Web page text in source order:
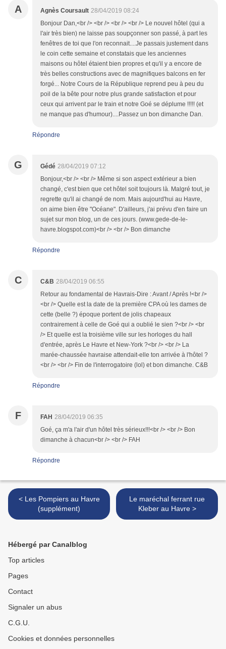
A Agnès Coursault 28/04/2019 08:24
Bonjour Dan,<br /> <br /> <br /> <br /> Le nouvel hôtel (qui a
l'air très bien) ne laisse pas soupçonner son passé, à part les
fenêtres de toi que l'on reconnait....Je passais justement dans
le coin cette semaine et constatais que les anciennes
maisons ou hôtel étaient bien propres et qu'il y a encore de
très belles constructions avec de magnifiques balcons en fer
forgé... Notre Cours de la République reprend peu à peu du
poil de la bête pour notre plus grande satisfaction et pour
ceux qui arrivent par le train et notre Goé se déplume !!!!! (et
ne manque pas d'humour)....Passez un bon dimanche Dan.
Répondre
G Gédé 28/04/2019 07:12
Bonjour,<br /> <br /> Même si son aspect extérieur a bien
changé, c'est bien que cet hôtel soit toujours là. Malgré tout, je
regrette qu'il ai changé de nom. Mais aujourd'hui au Havre,
on aime bien être "Océane". D'ailleurs, j'ai prévu d'en faire un
sujet sur mon blog, un de ces jours. (www.gede-de-le-
havre.blogspot.com)<br /> <br /> Bon dimanche
Répondre
C C&B 28/04/2019 06:55
Retour au fondamental de Havrais-Dire : Avant / Après !<br />
<br /> Quelle est la date de la première CPA où les dames de
cette (belle ?) époque portent de jolis chapeaux
contrairement à celle de Goé qui a oublié le sien ?<br /> <br
/> Et quelle est la troisième ville sur les horloges du hall
d'entrée, après Le Havre et New-York ?<br /> <br /> La
marée-chaussée havraise attendait-elle ton arrivée à l'hôtel ?
<br /> <br /> Fin de l'interrogatoire (lol) et bon dimanche. C&B
Répondre
F FAH 28/04/2019 06:35
Goé, ça m'a l'air d'un hôtel très sérieux!!!<br /> <br /> Bon
dimanche à chacun<br /> <br /> FAH
Répondre
< Les Pompiers au Havre
(supplément)
Le maréchal ferrant rue
Kleber au Havre >
Hébergé par Canalblog
Top articles
Pages
Contact
Signaler un abus
C.G.U.
Cookies et données personnelles